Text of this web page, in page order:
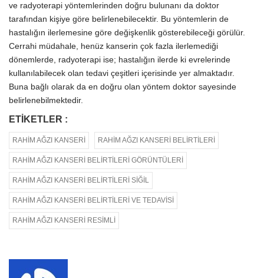
ve radyoterapi yöntemlerinden doğru bulunanı da doktor
tarafından kişiye göre belirlenebilecektir. Bu yöntemlerin de
hastalığın ilerlemesine göre değişkenlik gösterebileceği görülür.
Cerrahi müdahale, henüz kanserin çok fazla ilerlemediği
dönemlerde, radyoterapi ise; hastalığın ilerde ki evrelerinde
kullanılabilecek olan tedavi çeşitleri içerisinde yer almaktadır.
Buna bağlı olarak da en doğru olan yöntem doktor sayesinde
belirlenebilmektedir.
ETIKETLER :
RAHIM AĞZI KANSERI RAHIM AĞZI KANSERI BELIRTILERI
RAHIM AĞZI KANSERI BELIRTILERI GÖRÜNTÜLERI
RAHIM AĞZI KANSERI BELIRTILERI SIĞIL
RAHIM AĞZI KANSERI BELIRTILERI VE TEDAVISI
RAHIM AĞZI KANSERI RESIMLI